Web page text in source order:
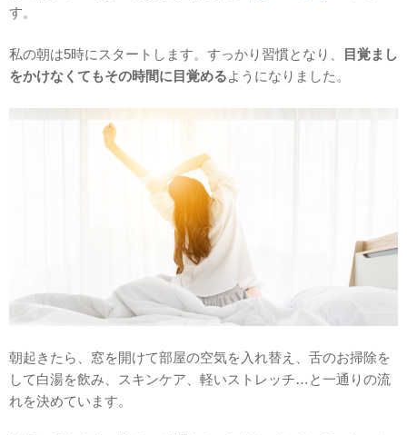
す。
私の朝は5時にスタートします。すっかり習慣となり、
目覚まし
をかけなくてもその時間に目覚めるようになりました。
朝起きたら、窓を開けて部屋の空気を入れ替え、舌のお掃除を
して白湯を飲み、スキンケア、軽いストレッチ…と一通りの流
れを決めています。